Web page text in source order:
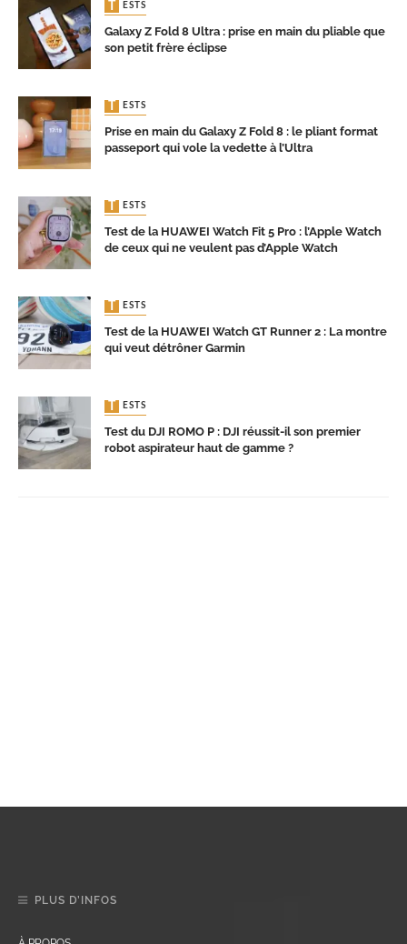
TESTS
Galaxy Z Fold 8 Ultra : prise en main du pliable que
son petit frère éclipse
TESTS
Prise en main du Galaxy Z Fold 8 : le pliant format
passeport qui vole la vedette à l’Ultra
TESTS
Test de la HUAWEI Watch Fit 5 Pro : l’Apple Watch
de ceux qui ne veulent pas d’Apple Watch
TESTS
Test de la HUAWEI Watch GT Runner 2 : La montre
qui veut détrôner Garmin
TESTS
Test du DJI ROMO P : DJI réussit-il son premier
robot aspirateur haut de gamme ?
PLUS D’INFOS